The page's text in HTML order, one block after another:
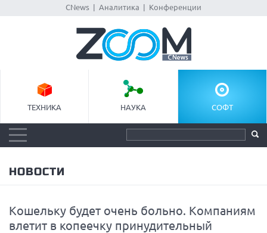
CNews Аналитика Конференции
ТЕХНИКА НАУКА СОФТ
НОВОСТИ
Кошельку будет очень больно. Компаниям
влетит в копеечку принудительный